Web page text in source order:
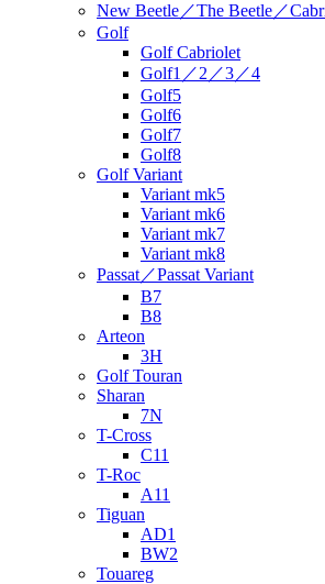
New Beetle／The Beetle／
Golf
Golf Cabriolet
Golf1／2／3／4
Golf5
Golf6
Golf7
Golf8
Golf Variant
Variant mk5
Variant mk6
Variant mk7
Variant mk8
Passat／Passat Variant
B7
B8
Arteon
3H
Golf Touran
Sharan
7N
T-Cross
C11
T-Roc
A11
Tiguan
AD1
BW2
Touareg